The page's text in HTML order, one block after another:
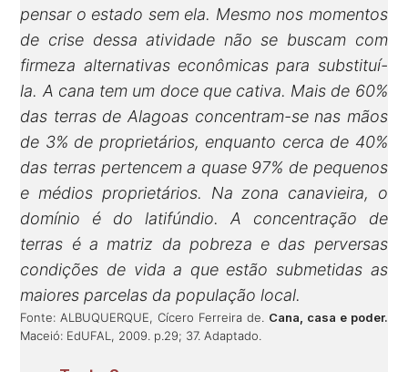
pensar o estado sem ela. Mesmo nos momentos
de crise dessa atividade não se buscam com
firmeza alternativas econômicas para substituí-
la. A cana tem um doce que cativa. Mais de 60%
das terras de Alagoas concentram-se nas mãos
de 3% de proprietários, enquanto cerca de 40%
das terras pertencem a quase 97% de pequenos
e médios proprietários. Na zona canavieira, o
domínio é do latifúndio. A concentração de
terras é a matriz da pobreza e das perversas
condições de vida a que estão submetidas as
maiores parcelas da população local.
Fonte: ALBUQUERQUE, Cícero Ferreira de. Cana, casa e poder.
Maceió: EdUFAL, 2009. p.29; 37. Adaptado.